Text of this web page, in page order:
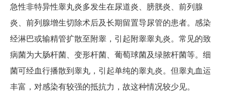
急性非特异性睾丸炎多发生在尿道炎、膀胱炎、前列腺
炎、前列腺增生切除术后及长期留置导尿管的患者。感染
经淋巴或输精管扩散至附睾，引起附睾睾丸炎。常见的致
病菌为大肠杆菌、变形杆菌、葡萄球菌及绿脓杆菌等。细
菌可经血行播散到睾丸，引起单纯的睾丸炎。但睾丸血运
丰富，对感染有较强的抵抗力，故这种情况较少见。